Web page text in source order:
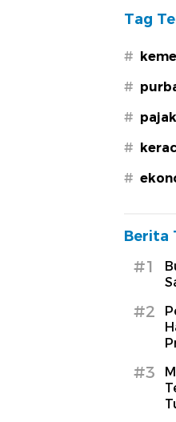
Tag
#
#
#
#
#
Berita
#1
#2
#3